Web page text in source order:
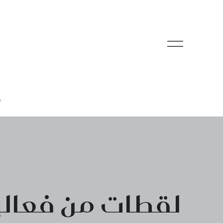
لقطات من